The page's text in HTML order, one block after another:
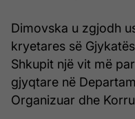
Dimovska u zgjodh
kryetares së
Shkupit një vit më
gjyqtare në
Organizuar dhe